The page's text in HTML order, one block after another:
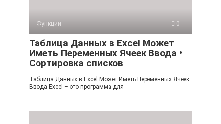
Функции 0
Таблица Данных в Excel Может
Иметь Переменных Ячеек Ввода •
Сортировка списков
Таблица Данных в Excel Может Иметь Переменных Ячеек
Ввода Excel – это программа для